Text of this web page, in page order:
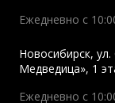
Ежедневно с
Новосибирск,
Медведица», 1
Ежедневно с